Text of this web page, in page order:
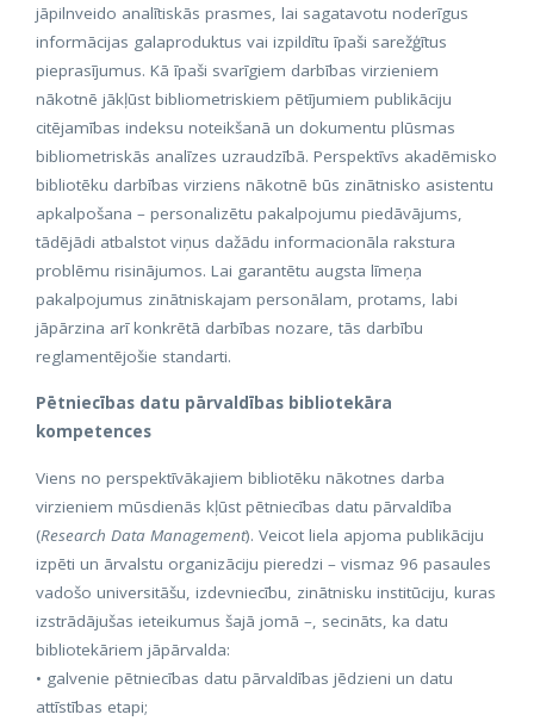
jāpilnveido analītiskās prasmes, lai sagatavotu noderīgus
informācijas galaproduktus vai izpildītu īpaši sarežģītus
pieprasījumus. Kā īpaši svarīgiem darbības virzieniem
nākotnē jākļūst bibliometriskiem pētījumiem publikāciju
citējamības indeksu noteikšanā un dokumentu plūsmas
bibliometriskās analīzes uzraudzībā. Perspektīvs akadēmisko
bibliotēku darbības virziens nākotnē būs zinātnisko asistentu
apkalpošana – personalizētu pakalpojumu piedāvājums,
tādējādi atbalstot viņus dažādu informacionāla rakstura
problēmu risinājumos. Lai garantētu augsta līmeņa
pakalpojumus zinātniskajam personālam, protams, labi
jāpārzina arī konkrētā darbības nozare, tās darbību
reglamentējošie standarti.
Pētniecības datu pārvaldības bibliotekāra
kompetences
Viens no perspektīvākajiem bibliotēku nākotnes darba
virzieniem mūsdienās kļūst pētniecības datu pārvaldība
(Research Data Management). Veicot liela apjoma publikāciju
izpēti un ārvalstu organizāciju pieredzi – vismaz 96 pasaules
vadošo universitāšu, izdevniecību, zinātnisku institūciju, kuras
izstrādājušas ieteikumus šajā jomā –, secināts, ka datu
bibliotekāriem jāpārvalda:
• galvenie pētniecības datu pārvaldības jēdzieni un datu
attīstības etapi;